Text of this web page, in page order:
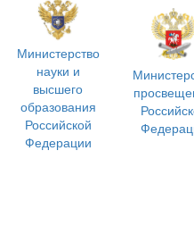
Министерство
науки и
высшего
образования
Российской
Федерации